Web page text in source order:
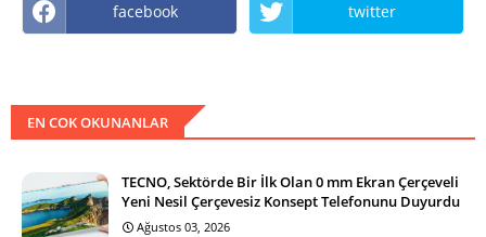
facebook twitter
EN COK OKUNANLAR
TECNO, Sektörde Bir İlk Olan 0 mm Ekran Çerçeveli
Yeni Nesil Çerçevesiz Konsept Telefonunu Duyurdu
Ağustos 03, 2026